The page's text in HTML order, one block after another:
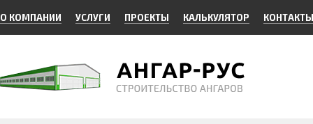
О КОМПАНИИ УСЛУГИ ПРОЕКТЫ КАЛЬКУЛЯТОР КОНТАКТЫ